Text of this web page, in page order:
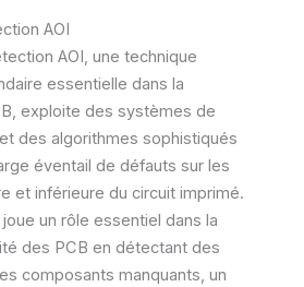
AOI
AOI, une technique
essentielle dans la
exploite des systèmes de
des algorithmes sophistiqués
éventail de défauts sur les
et inférieure du circuit imprimé.
un rôle essentiel dans la
des PCB en détectant des
composants manquants, un